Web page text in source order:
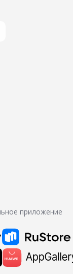
приложение